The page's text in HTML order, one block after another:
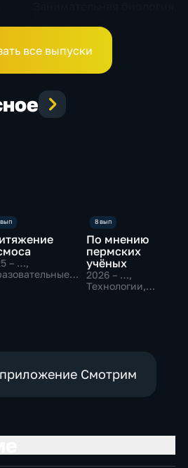
все выпуски
– …,
По мнению
пермских
учёных
2026 – …,
Технологии,
Смотрим